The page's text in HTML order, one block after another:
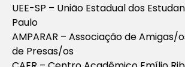
UEE-SP – União Estadual dos
Paulo
AMPARAR – Associação de Amigas/
de Presas/os